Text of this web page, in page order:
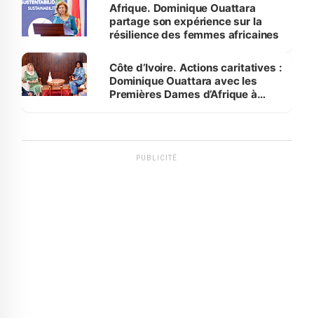
Afrique. Dominique Ouattara
partage son expérience sur la
résilience des femmes africaines
Côte d’Ivoire. Actions caritatives :
Dominique Ouattara avec les
Premières Dames d’Afrique à
PUBLICITÉ